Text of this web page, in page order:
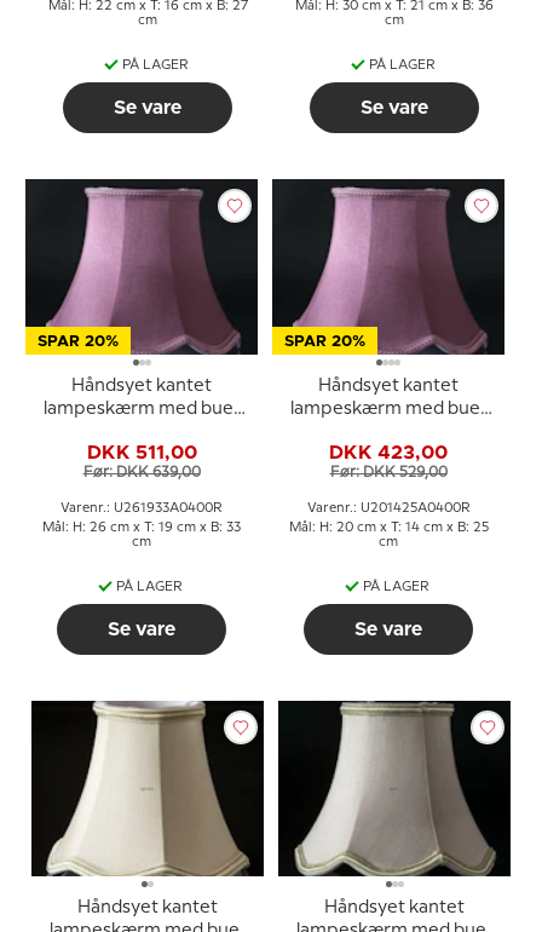
Mål: H: 22 cm x T: 16 cm x B: 27
cm
PÅ LAGER
Se vare
Mål: H: 30 cm x T: 21 cm x B: 36
cm
PÅ LAGER
Se vare
SPAR 20%
Håndsyet kantet
lampeskærm med buer
rosa silke stof
DKK 511,00
Før: DKK 639,00
Varenr.: U261933A0400R
Mål: H: 26 cm x T: 19 cm x B: 33
cm
PÅ LAGER
Se vare
SPAR 20%
Håndsyet kantet
lampeskærm med buer
rosa silke stof
DKK 423,00
Før: DKK 529,00
Varenr.: U201425A0400R
Mål: H: 20 cm x T: 14 cm x B: 25
cm
PÅ LAGER
Se vare
Håndsyet kantet
Håndsyet kantet